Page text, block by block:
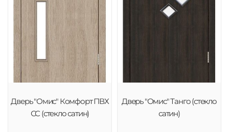
Дверь "Омис" Комфорт ПВХ
СС (стекло сатин)
Дверь "Омис" Танго (стекло
сатин)